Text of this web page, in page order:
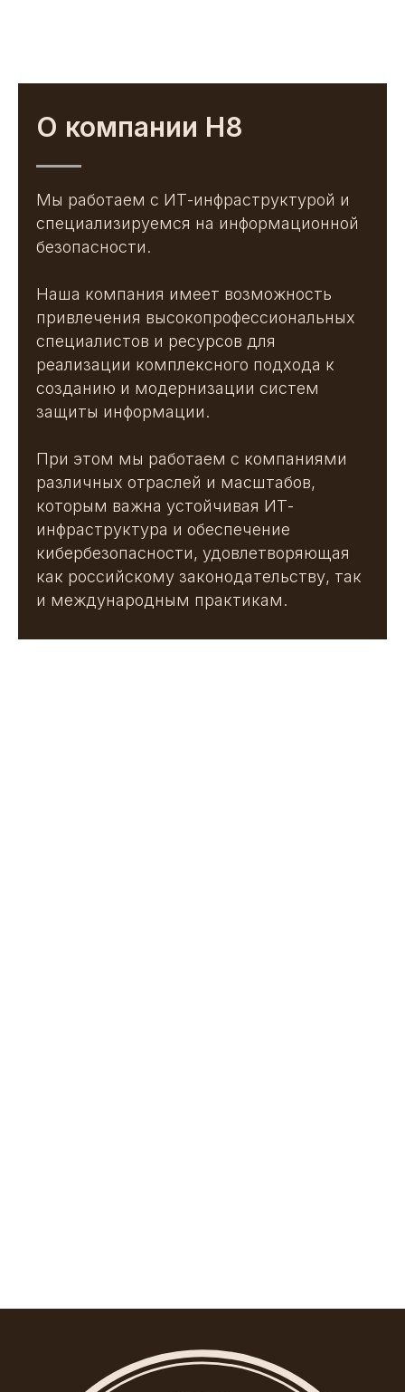
О компании H8
Мы работаем с ИТ-инфраструктурой и
специализируемся на информационной
безопасности.
Наша компания имеет возможность
привлечения высокопрофессиональных
специалистов и ресурсов для
реализации комплексного подхода к
созданию и модернизации систем
защиты информации.
При этом мы работаем с компаниями
различных отраслей и масштабов,
которым важна устойчивая ИТ-
инфраструктура и обеспечение
кибербезопасности, удовлетворяющая
как российскому законодательству, так
и международным практикам.